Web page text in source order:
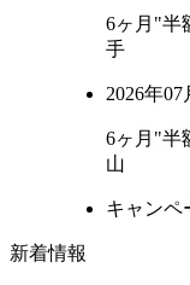
6ヶ月"半
手
2026年07
6ヶ月"半
山
キャンペ
新着情報